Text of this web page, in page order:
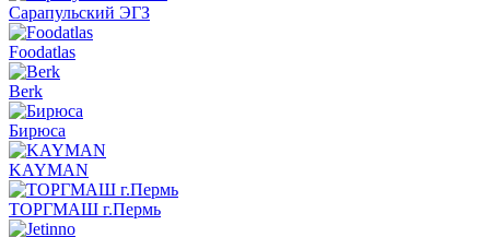
Сарапульский ЭГЗ
Foodatlas
Berk
Бирюса
KAYMAN
ТОРГМАШ г.Пермь